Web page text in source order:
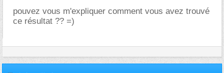
pouvez vous m'expliquer comment vous avez trouvé
ce résultat ?? =)